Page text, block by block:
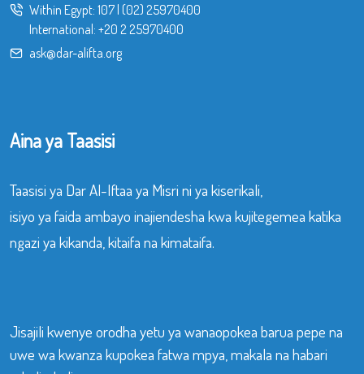
Within Egypt: 107| (02) 25970400
International: +20 2 25970400
ask@dar-alifta.org
Aina ya Taasisi
Taasisi ya Dar Al-Iftaa ya Misri ni ya kiserikali,
isiyo ya faida ambayo inajiendesha kwa kujitegemea katika
ngazi ya kikanda, kitaifa na kimataifa.
Jisajili kwenye orodha yetu ya wanaopokea barua pepe na
uwe wa kwanza kupokea fatwa mpya, makala na habari